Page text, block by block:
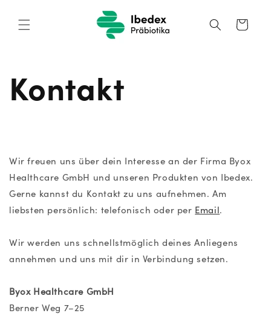
Inhalt
Warenkorb
Kontakt
Wir freuen uns über dein Interesse an der Firma Byox
Healthcare GmbH und unseren Produkten von Ibedex.
Gerne kannst du Kontakt zu uns aufnehmen. Am
liebsten persönlich: telefonisch oder per Email .
Wir werden uns schnellstmöglich deines Anliegens
annehmen und uns mit dir in Verbindung setzen.
Byox Healthcare GmbH
Berner Weg 7–25